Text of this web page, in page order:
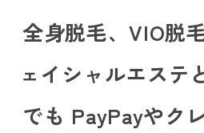
全身脱毛、VIO脱
ェイシャルエステ
でも PayPayやク